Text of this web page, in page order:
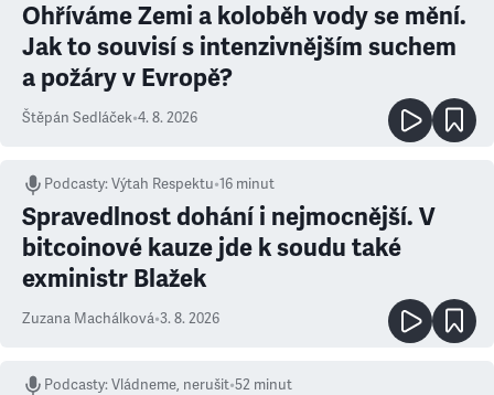
Ohříváme Zemi a koloběh vody se mění.
Jak to souvisí s intenzivnějším suchem
a požáry v Evropě?
Štěpán Sedláček•4. 8. 2026
Podcasty:Výtah Respektu•16 minut
Spravedlnost dohání i nejmocnější. V
bitcoinové kauze jde k soudu také
exministr Blažek
Zuzana Machálková•3. 8. 2026
Podcasty:Vládneme, nerušit•52 minut